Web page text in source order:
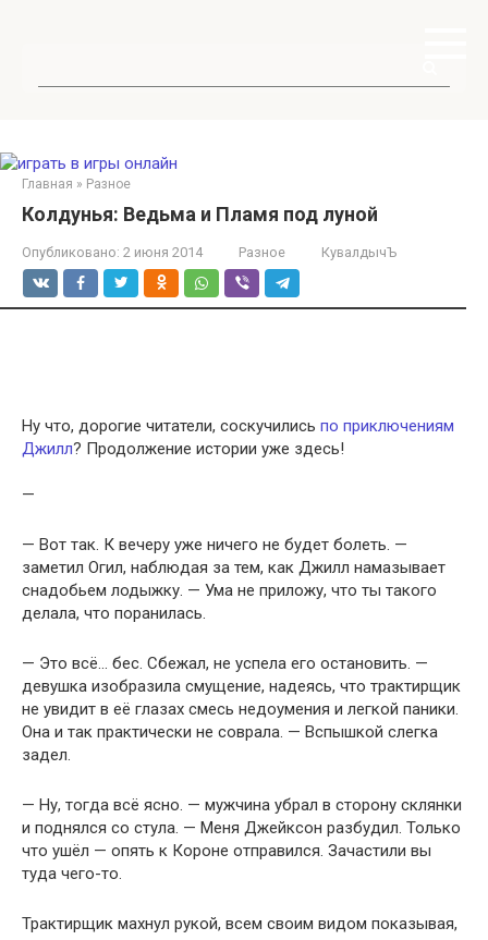
Главная » Разное
Колдунья: Ведьма и Пламя под луной
Опубликовано: 2 июня 2014 Разное КувалдычЪ
Ну что, дорогие читатели, соскучились по приключениям
Джилл? Продолжение истории уже здесь!
—
— Вот так. К вечеру уже ничего не будет болеть. —
заметил Огил, наблюдая за тем, как Джилл намазывает
снадобьем лодыжку. — Ума не приложу, что ты такого
делала, что поранилась.
— Это всё… бес. Сбежал, не успела его остановить. —
девушка изобразила смущение, надеясь, что трактирщик
не увидит в её глазах смесь недоумения и легкой паники.
Она и так практически не соврала. — Вспышкой слегка
задел.
— Ну, тогда всё ясно. — мужчина убрал в сторону склянки
и поднялся со стула. — Меня Джейксон разбудил. Только
что ушёл — опять к Короне отправился. Зачастили вы
туда чего-то.
Трактирщик махнул рукой, всем своим видом показывая,